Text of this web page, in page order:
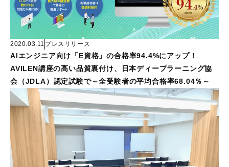
2020.03.11 プレスリリース
AIエンジニア向け「E資格」の合格率94.4%にアップ！
AVILEN講座の高い品質裏付け、日本ディープラーニング協
会（JDLA）認定試験で～全受験者の平均合格率68.04％～